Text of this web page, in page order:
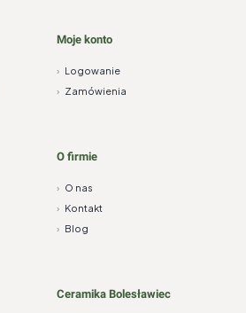
Moje konto
› Logowanie
› Zamówienia
O firmie
› O nas
› Kontakt
› Blog
Ceramika Bolesławiec